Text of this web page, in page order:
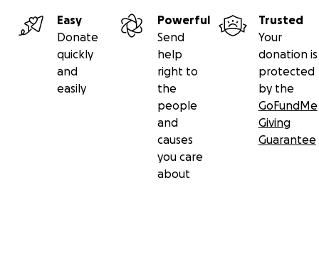
Easy
Donate
quickly
and
easily
Powerful
Send
help
right to
the
people
and
causes
you care
about
Trusted
Your
donation is
protected
by the
GoFundMe
Giving
Guarantee